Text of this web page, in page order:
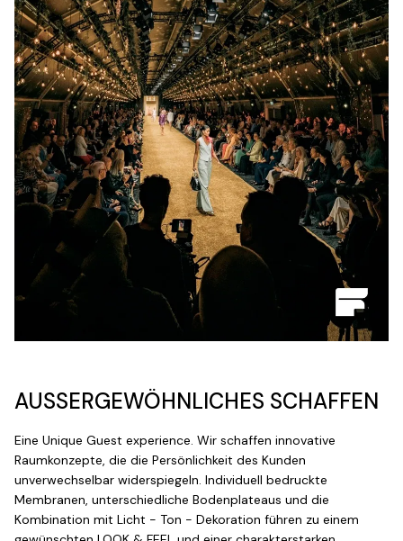
AUSSERGEWÖHNLICHES SCHAFFEN
Eine Unique Guest experience. Wir schaffen innovative
Raumkonzepte, die die Persönlichkeit des Kunden
unverwechselbar widerspiegeln. Individuell bedruckte
Membranen, unterschiedliche Bodenplateaus und die
Kombination mit Licht - Ton - Dekoration führen zu einem